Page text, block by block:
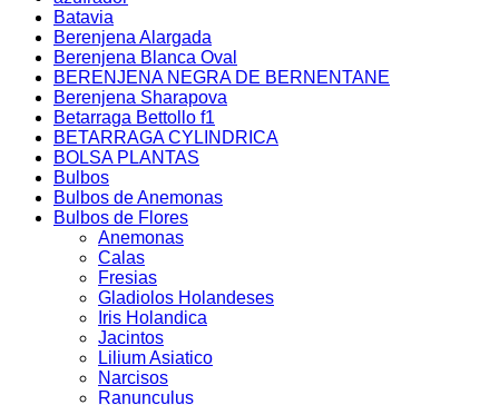
Batavia
Berenjena Alargada
Berenjena Blanca Oval
BERENJENA NEGRA DE BERNENTANE
Berenjena Sharapova
Betarraga Bettollo f1
BETARRAGA CYLINDRICA
BOLSA PLANTAS
Bulbos
Bulbos de Anemonas
Bulbos de Flores
Anemonas
Calas
Fresias
Gladiolos Holandeses
Iris Holandica
Jacintos
Lilium Asiatico
Narcisos
Ranunculus